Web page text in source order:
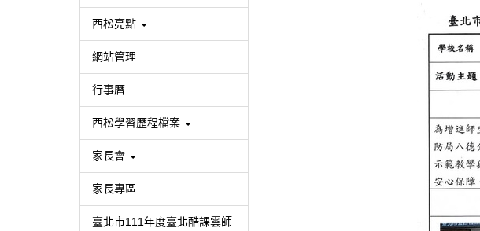
西松亮點
網站管理
行事曆
西松學習歷程檔案
家長會
家長專區
臺北市111年度臺北酷課雲師